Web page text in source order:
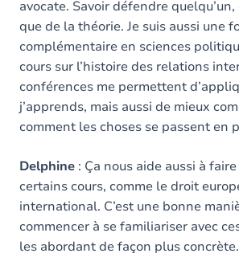
avocate. Savoir défendre
que de la théorie. Je suis aussi une
complémentaire en sciences
cours sur l’histoire des relations
conférences me permettent
j’apprends, mais aussi de mieux
comment les choses se passent en
Delphine : Ça nous aide aussi à
certains cours, comme le droit
international. C’est une bonne
commencer à se familiariser avec
les abordant de façon plus concrète.